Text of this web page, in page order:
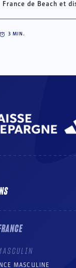
France de Beach et
3 MIN.
MASCULINE